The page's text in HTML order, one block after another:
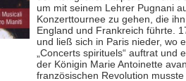
um mit seinem Lehrer Pugnani
Konzerttournee zu gehen, die
England und Frankreich führte.
und ließ sich in Paris nieder, wo
„Concerts spirituels“ auftrat und
der Königin Marie Antoinette
französischen Revolution